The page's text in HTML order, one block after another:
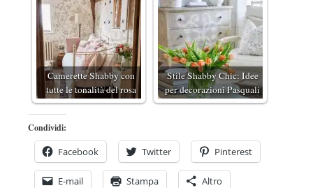
Camerette Shabby con
tutte le tonalità del rosa
Stile Shabby Chic: Idee
per decorazioni Pasquali
Condividi:
Facebook Twitter Pinterest
E-mail Stampa Altro